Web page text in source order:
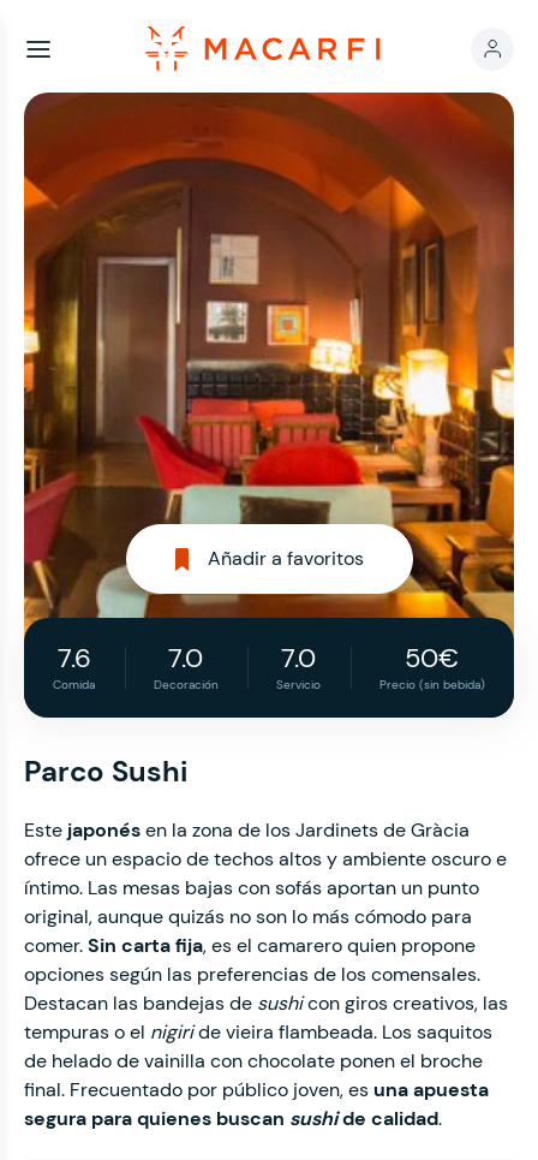
Añadir a favoritos
7.6
Comida
7.0
Decoración
7.0
Servicio
50€
Precio (sin bebida)
Parco Sushi
Este japonésen la zona de los Jardinets de Gràcia
ofrece un espacio de techos altos y ambiente oscuro e
íntimo. Las mesas bajas con sofás aportan un punto
original, aunque quizás no son lo más cómodo para
comer.Sin carta fija, es el camarero quien propone
opciones según las preferencias de los comensales.
Destacan las bandejas de sushicon giros creativos, las
tempuras o el nigiride vieira flambeada. Los saquitos
de helado de vainilla con chocolate ponen el broche
final. Frecuentado por público joven, esuna apuesta
segura para quienes buscan sushide calidad.